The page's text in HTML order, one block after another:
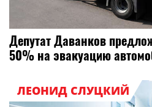
Депутат Даванков
50% на эвакуацию
ЛЕОНИД СЛУЦКИЙ